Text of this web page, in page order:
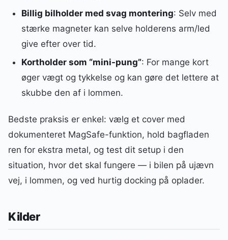
Billig bilholder med svag montering: Selv med
stærke magneter kan selve holderens arm/led
give efter over tid.
Kortholder som “mini-pung”: For mange kort
øger vægt og tykkelse og kan gøre det lettere at
skubbe den af i lommen.
Bedste praksis er enkel: vælg et cover med
dokumenteret MagSafe-funktion, hold bagfladen
ren for ekstra metal, og test dit setup i den
situation, hvor det skal fungere — i bilen på ujævn
vej, i lommen, og ved hurtig docking på oplader.
Kilder